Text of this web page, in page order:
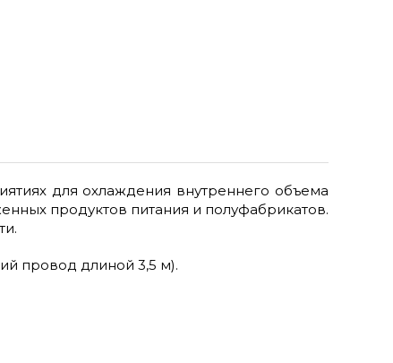
для охлаждения внутреннего объема
продуктов питания и полуфабрикатов.
провод длиной 3,5 м).